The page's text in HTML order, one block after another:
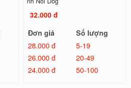
32.000 đ
Đơn giá
Số lượng
28.000 đ
5-19
26.000 đ
20-49
24.000 đ
50-100